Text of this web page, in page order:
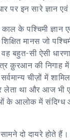
पर इन सारे
के पश्चिमी ज्ञान
मानस जो पश्चिमी
बहुत-सी ऐसी
क़ुरआन की निगाह
चीज़ों में
लेता था और आज
के आलोक में
दो दायरे होते